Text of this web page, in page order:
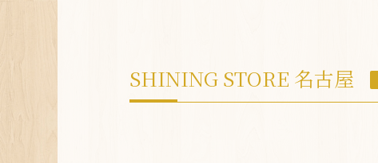
SHINING STORE 名古屋